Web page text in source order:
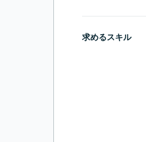
求めるスキル